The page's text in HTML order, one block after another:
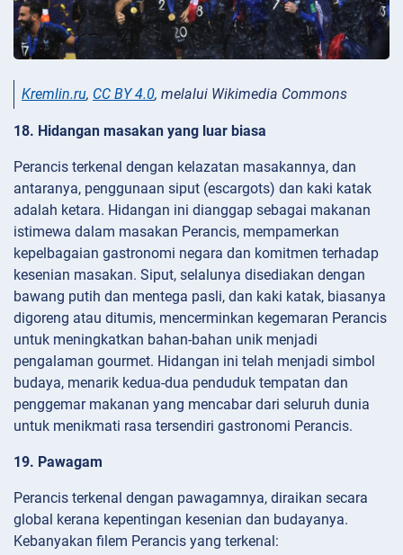
Kremlin.ru, CC BY 4.0, melalui Wikimedia Commons
18. Hidangan masakan yang luar biasa
Perancis terkenal dengan kelazatan masakannya, dan
antaranya, penggunaan siput (escargots) dan kaki katak
adalah ketara. Hidangan ini dianggap sebagai makanan
istimewa dalam masakan Perancis, mempamerkan
kepelbagaian gastronomi negara dan komitmen terhadap
kesenian masakan. Siput, selalunya disediakan dengan
bawang putih dan mentega pasli, dan kaki katak, biasanya
digoreng atau ditumis, mencerminkan kegemaran Perancis
untuk meningkatkan bahan-bahan unik menjadi
pengalaman gourmet. Hidangan ini telah menjadi simbol
budaya, menarik kedua-dua penduduk tempatan dan
penggemar makanan yang mencabar dari seluruh dunia
untuk menikmati rasa tersendiri gastronomi Perancis.
19. Pawagam
Perancis terkenal dengan pawagamnya, diraikan secara
global kerana kepentingan kesenian dan budayanya.
Kebanyakan filem Perancis yang terkenal: